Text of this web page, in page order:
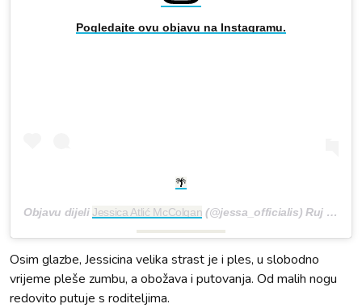
Pogledajte ovu objavu na Instagramu.
🌴
Objavu dijeliJessica Atlić McColgan (@jessa_officialis)Ruj 28, 2018 u 10:33 PDT
Osim glazbe, Jessicina velika strast je i ples, u slobodno
vrijeme pleše zumbu, a obožava i putovanja. Od malih nogu
redovito putuje s roditeljima.